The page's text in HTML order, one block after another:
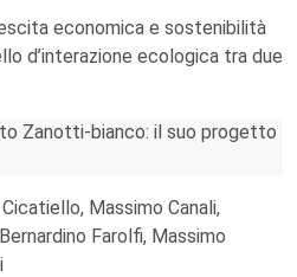
economica e sostenibilità
d’interazione ecologica tra due
Zanotti-bianco: il suo progetto
Massimo Canali,
Farolfi, Massimo